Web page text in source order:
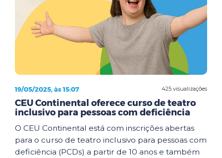
425 visualizações
19/05/2025, às 15:07
CEU Continental oferece curso de teatro
inclusivo para pessoas com deficiência
O CEU Continental está com inscrições abertas
para o curso de teatro inclusivo para pessoas com
deficiência (PCDs) a partir de 10 anos e também